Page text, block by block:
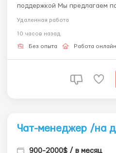
поддержкой Мы предлагаем полноценную удалённую
работу, которую можно освоить с нуля.
автоматические сообщения;
в браузере. &nb...
Удаленная работа
10 часов назад
Без опыта Работа онлайн
Чат-менеджер /на
900-2000$ / в месяц